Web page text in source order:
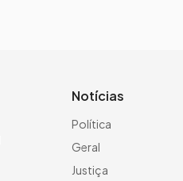
Notícias
Política
Geral
Justiça